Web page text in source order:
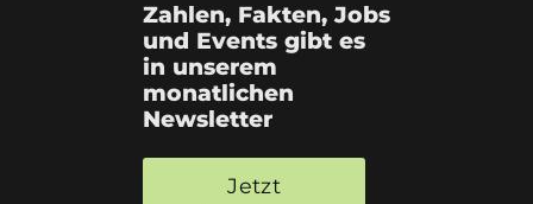
Zahlen, Fakten, Jobs
und Events gibt es
in unserem
monatlichen
Newsletter
Jetzt